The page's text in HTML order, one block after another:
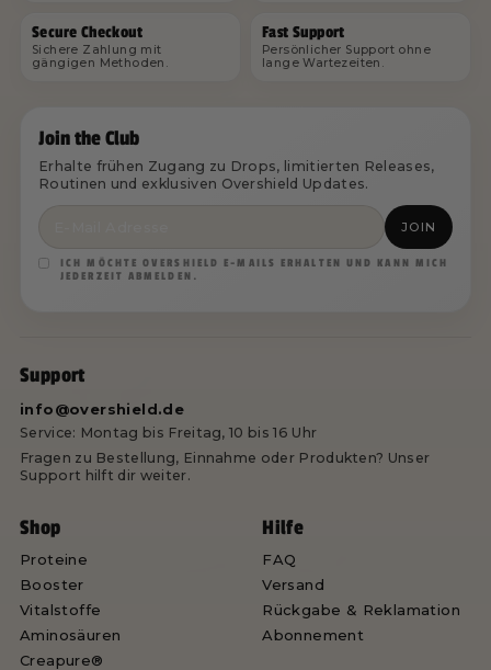
Secure Checkout
Sichere Zahlung mit
gängigen Methoden.
Fast Support
Persönlicher Support ohne
lange Wartezeiten.
Join the Club
Erhalte frühen Zugang zu Drops, limitierten Releases,
Routinen und exklusiven Overshield Updates.
JOIN
ICH MÖCHTE OVERSHIELD E-MAILS ERHALTEN UND KANN MICH
JEDERZEIT ABMELDEN.
Support
info@overshield.de
Service: Montag bis Freitag, 10 bis 16 Uhr
Fragen zu Bestellung, Einnahme oder Produkten? Unser
Support hilft dir weiter.
Shop
Proteine
Booster
Vitalstoffe
Aminosäuren
Creapure®
Hilfe
FAQ
Versand
Rückgabe & Reklamation
Abonnement